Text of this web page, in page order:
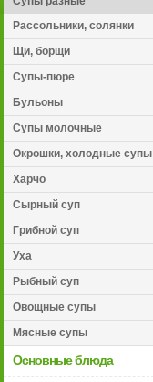
Рассольники, солянки
Щи, борщи
Супы-пюре
Бульоны
Супы молочные
Окрошки, холодные супы
Харчо
Сырный суп
Грибной суп
Уха
Рыбный суп
Овощные супы
Мясные супы
Основные блюда